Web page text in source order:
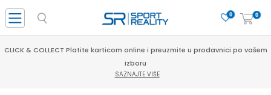
0
0
CLICK & COLLECT Platite karticom online i preuzmite u prodavnici po vašem
izboru
SAZNAJTE VIŠE